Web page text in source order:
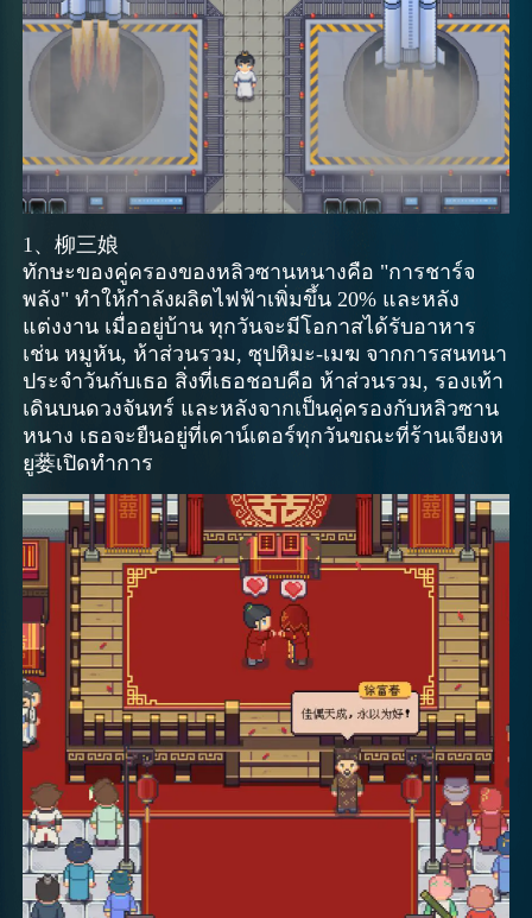
1、柳三娘
ทักษะของคู่ครองของหลิวซานหนางคือ "การชาร์จ
พลัง" ทำให้กำลังผลิตไฟฟ้าเพิ่มขึ้น 20% และหลัง
แต่งงาน เมื่ออยู่บ้าน ทุกวันจะมีโอกาสได้รับอาหาร
เช่น หมูหัน, ห้าส่วนรวม, ซุปหิมะ-เมฆ จากการสนทนา
ประจำวันกับเธอ สิ่งที่เธอชอบคือ ห้าส่วนรวม, รองเท้า
เดินบนดวงจันทร์ และหลังจากเป็นคู่ครองกับหลิวซาน
หนาง เธอจะยืนอยู่ที่เคาน์เตอร์ทุกวันขณะที่ร้านเจียงห
ยู蒌เปิดทำการ